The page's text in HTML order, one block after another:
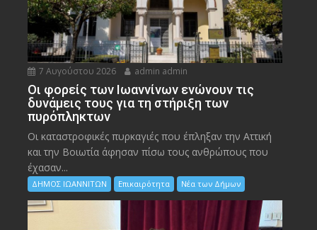
7 Αυγούστου 2026 admin admin
Οι φορείς των Ιωαννίνων ενώνουν τις
δυνάμεις τους για τη στήριξη των
πυρόπληκτων
Οι καταστροφικές πυρκαγιές που έπληξαν την Αττική
και την Bοιωτία άφησαν πίσω τους ανθρώπους που
έχασαν...
ΔΗΜΟΣ ΙΩΑΝΝΙΤΩΝ Επικαιρότητα Νέα των Δήμων